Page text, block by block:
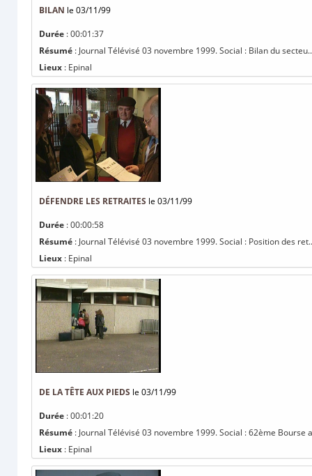
BILAN le 03/11/99
Durée : 00:01:37
Résumé : Journal Télévisé 03 novembre 1999. Social : Bilan du
Lieux : Epinal
DÉFENDRE LES RETRAITES le 03/11/99
Durée : 00:00:58
Résumé : Journal Télévisé 03 novembre 1999. Social : Position des
Lieux : Epinal
DE LA TÊTE AUX PIEDS le 03/11/99
Durée : 00:01:20
Résumé : Journal Télévisé 03 novembre 1999. Social : 62ème Bourse
Lieux : Epinal